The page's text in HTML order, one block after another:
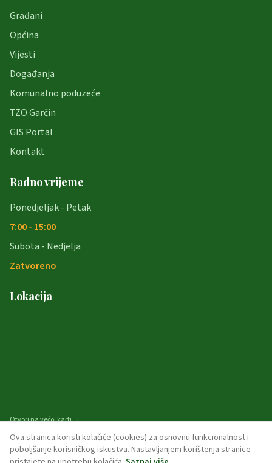
Građani
Općina
Vijesti
Događanja
Komunalno poduzeće
TZO Garčin
GIS Portal
Kontakt
Radno vrijeme
Ponedjeljak - Petak
7:00 - 15:00
Subota - Nedjelja
Zatvoreno
Lokacija
Otvori na većoj karti →
Ova stranica koristi kolačiće (cookies) za osnovnu funkcionalnost i
poboljšanje korisničkog iskustva. Nastavljanjem korištenja stranice